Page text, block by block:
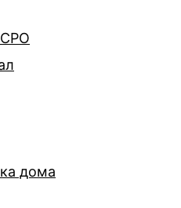
СРО
дома